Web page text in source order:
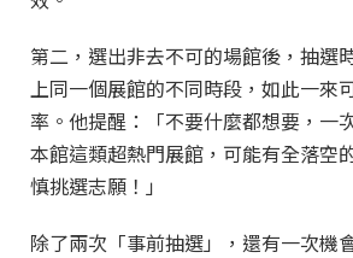
第二，選出非去不可的場館後，抽選
上同一個展館的不同時段，如此一來
率。他提醒：「不要什麼都想要，一
本館這類超熱門展館，可能有全落空
慎挑選志願！」
除了兩次「事前抽選」，還有一次機